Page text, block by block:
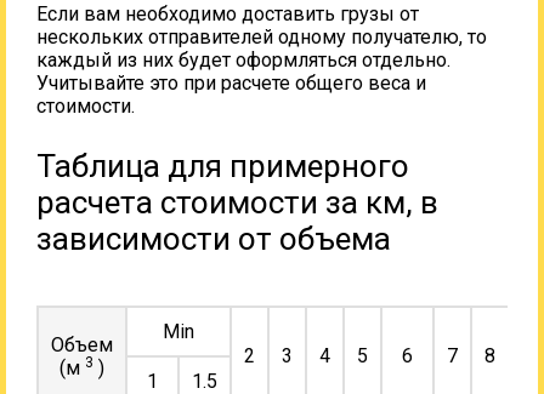
Если вам необходимо доставить грузы от
нескольких отправителей одному получателю, то
каждый из них будет оформляться отдельно.
Учитывайте это при расчете общего веса и
стоимости.
Таблица для примерного
расчета стоимости за км, в
зависимости от объема
Объем
(м 3 )
Min
2
3 4 5 6 7 8
1
1.5